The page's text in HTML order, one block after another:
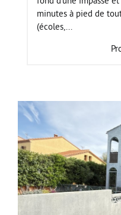
minutes à pied de
(écoles,...